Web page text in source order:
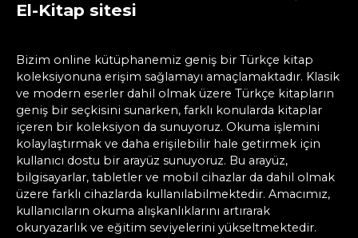
El-Kitap sitesi
Bizim online kütüphanemiz geniş bir Türkçe kitap
koleksiyonuna erişim sağlamayı amaçlamaktadır. Klasik
ve modern eserler dahil olmak üzere Türkçe kitapların
geniş bir seçkisini sunarken, farklı konularda kitaplar
içeren bir koleksiyon da sunuyoruz. Okuma işlemini
kolaylaştırmak ve daha erişilebilir hale getirmek için
kullanıcı dostu bir arayüz sunuyoruz. Bu arayüz,
bilgisayarlar, tabletler ve mobil cihazlar da dahil olmak
üzere farklı cihazlarda kullanılabilmektedir. Amacımız,
kullanıcıların okuma alışkanlıklarını artırarak
okuryazarlık ve eğitim seviyelerini yükseltmektedir.